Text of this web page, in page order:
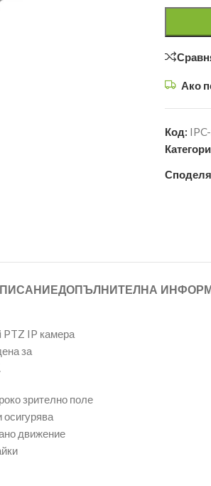
Ако
Код:
ДОПЪЛНИТЕЛНА
IP камера
за
зрително поле
движение